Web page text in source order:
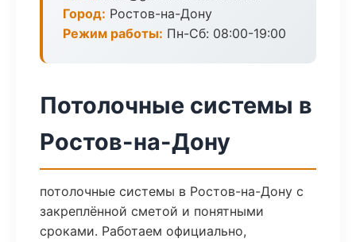
Город: Ростов-на-Дону
Режим работы: Пн-Сб: 08:00-19:00
Потолочные системы в
Ростов-на-Дону
потолочные системы в Ростов-на-Дону с
закреплённой сметой и понятными
сроками. Работаем официально,